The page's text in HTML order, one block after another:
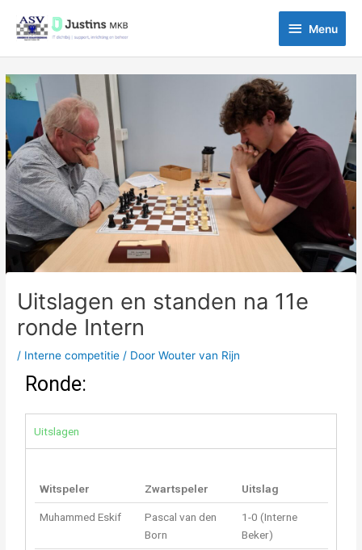
naar
inhoud
Menu
Menu
Uitslagen en standen na 11e
ronde Intern
/ Interne competitie / DoorWouter van Rijn
Ronde:
Uitslagen
Witspeler Zwartspeler Uitslag
Muhammed Eskif
Pascal van den
Born
1-0 (Interne
Beker)
Bericht
navigatie